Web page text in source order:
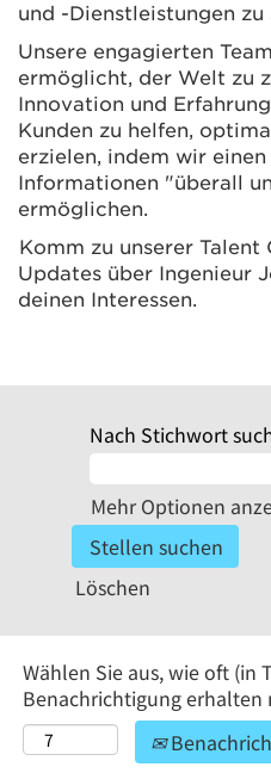
und -Dienstleistungen zu
Unsere engagierten
ermöglicht, der Welt zu
Innovation und
Kunden zu helfen,
erzielen, indem wir
Informationen "überall
ermöglichen.
Komm zu unserer Talent
Updates über Ingenieur
deinen Interessen.
Nach Stichwort
Mehr Optionen
Löschen
Wählen Sie aus, wie oft (in
Benachrichtigung erhalten